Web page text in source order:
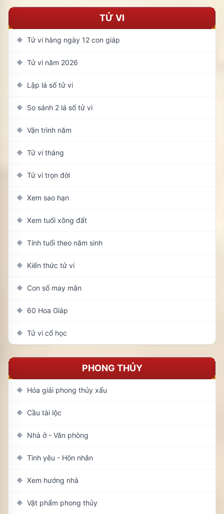
TỬ VI
◆ Tử vi hàng ngày 12 con giáp
◆ Tử vi năm 2026
◆ Lập lá số tử vi
◆ So sánh 2 lá số tử vi
◆ Vận trình năm
◆ Tử vi tháng
◆ Tử vi trọn đời
◆ Xem sao hạn
◆ Xem tuổi xông đất
◆ Tính tuổi theo năm sinh
◆ Kiến thức tử vi
◆ Con số may mắn
◆ 60 Hoa Giáp
◆ Tử vi cổ học
PHONG THỦY
◆ Hóa giải phong thủy xấu
◆ Cầu tài lộc
◆ Nhà ở - Văn phòng
◆ Tình yêu - Hôn nhân
◆ Xem hướng nhà
◆ Vật phẩm phong thủy